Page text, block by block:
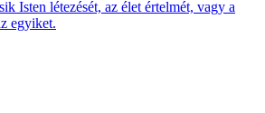
Isten létezését, az élet értelmét, vagy a
egyiket.